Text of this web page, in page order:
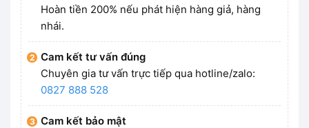
Hoàn tiền 200% nếu phát hiện hàng giả, hàng
nhái.
Cam kết tư vấn đúng
Chuyên gia tư vấn trực tiếp qua hotline/zalo:
0827 888 528
Cam kết bảo mật